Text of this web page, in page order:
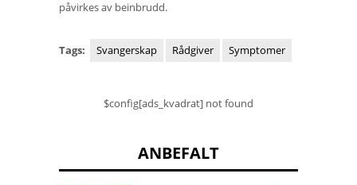
påvirkes av beinbrudd.
Tags: Svangerskap Rådgiver Symptomer
$config[ads_kvadrat] not found
ANBEFALT